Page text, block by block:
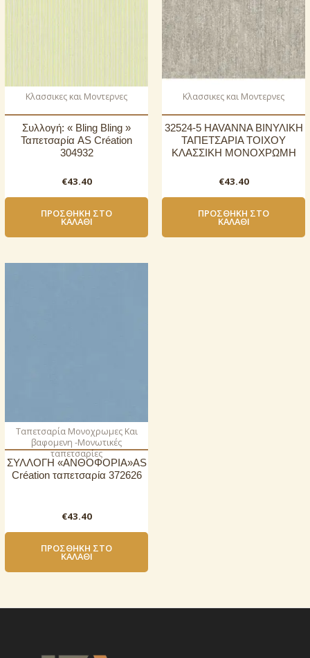
Κλασσικες και Μοντερνες
Συλλογή: « Bling Bling »
Ταπετσαρία AS Création
304932
€43.40
ΠΡΟΣΘΉΚΗ ΣΤΟ
ΚΑΛΆΘΙ
Κλασσικες και Μοντερνες
32524-5 HAVANNA ΒΙΝΥΛΙΚΗ
ΤΑΠΕΤΣΑΡΙΑ ΤΟΙΧΟΥ
ΚΛΑΣΣΙΚΗ ΜΟΝΟΧΡΩΜΗ
€43.40
ΠΡΟΣΘΉΚΗ ΣΤΟ
ΚΑΛΆΘΙ
Ταπετσαρία Μονοχρωμες Και
βαφομενη -Μονωτικές
ταπετσαρίες
ΣΥΛΛΟΓΗ «ΑΝΘΟΦΟΡΙΑ»AS
Création ταπετσαρία 372626
€43.40
ΠΡΟΣΘΉΚΗ ΣΤΟ
ΚΑΛΆΘΙ